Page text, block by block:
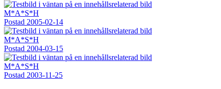
M*A*S*H
Postad 2005-02-14
M*A*S*H
Postad 2004-03-15
M*A*S*H
Postad 2003-11-25